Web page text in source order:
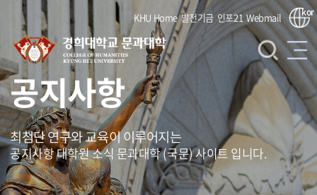
KHU Home 발전기금 인포21 Webmail kor
공지사항
최첨단 연구와 교육이 이루어지는
공지사항 대학원 소식 문과대학 (국문) 사이트 입니다.